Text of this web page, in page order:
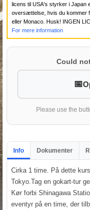
licens til USA's styrker i Japan
oversættelse, hvis du kommer
eller Monaco. Husk! INGEN
For mere information
Could
Please use the
Info Dokumenter
Cirka 1 time. På dette
Tokyo.Tag en gokart-tur
Kør forbi Shinagawa
eventyr på en time, der